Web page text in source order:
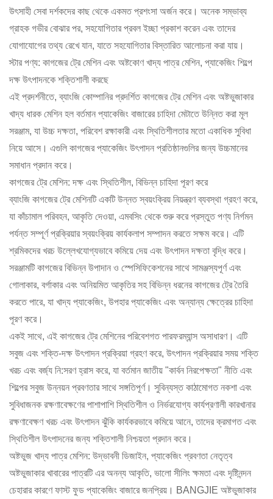
উৎসাহী সেবা দর্শকদের কাছ থেকে একমত প্রশংসা অর্জন করে। অনেক সম্ভাব্য
গ্রাহক গভীর বোঝার পর, সহযোগিতার প্রবল ইচ্ছা প্রকাশ করেন এবং তাদের
যোগাযোগের তথ্য রেখে যান, যাতে সহযোগিতার বিস্তারিত আলোচনা করা যায়।
স্টার পণ্য: কাগজের ট্রে মেশিন এবং অষ্টকোণ খাদ্য পাত্র মেশিন, প্যাকেজিং শিল্পে
দক্ষ উৎপাদনকে শক্তিশালী করছে
এই প্রদর্শনীতে, ব্যাংজি কোম্পানির প্রদর্শিত কাগজের ট্রে মেশিন এবং অষ্টভুজাকার
খাদ্য ধারক মেশিন হল বর্তমান প্যাকেজিং বাজারের চাহিদা মেটাতে উন্নিত করা মূল
সরঞ্জাম, যা উচ্চ দক্ষতা, পরিবেশ রক্ষাকারী এবং স্থিতিশীলতার মতো একাধিক সুবিধা
নিয়ে আসে। এগুলি কাগজের প্যাকেজিং উৎপাদন প্রতিষ্ঠানগুলির জন্য উচ্চমানের
সমাধান প্রদান করে।
কাগজের ট্রে মেশিন: দক্ষ এবং স্থিতিশীল, বিভিন্ন চাহিদা পূরণ করে
ব্যাংজি কাগজের ট্রে মেশিনটি একটি উন্নত স্বয়ংক্রিয় নিয়ন্ত্রণ ব্যবস্থা গ্রহণ করে,
যা কাঁচামাল পরিবহন, আকৃতি দেওয়া, এমবসিং থেকে শুরু করে প্রস্তুত পণ্য নির্গমন
পর্যন্ত সম্পূর্ণ প্রক্রিয়ার স্বয়ংক্রিয় কার্যকলাপ সম্পাদন করতে সক্ষম করে। এটি
শ্রমিকদের খরচ উল্লেখযোগ্যভাবে কমিয়ে দেয় এবং উৎপাদন দক্ষতা বৃদ্ধি করে।
সরঞ্জামটি কাগজের বিভিন্ন উপাদান ও স্পেসিফিকেশনের সাথে সামঞ্জস্যপূর্ণ এবং
গোলাকার, বর্গাকার এবং অনিয়মিত আকৃতির সহ বিভিন্ন ধরনের কাগজের ট্রে তৈরি
করতে পারে, যা খাদ্য প্যাকেজিং, উপহার প্যাকেজিং এবং অন্যান্য ক্ষেত্রের চাহিদা
পূরণ করে।
একই সাথে, এই কাগজের ট্রে মেশিনের পরিবেশগত পারফরম্যান্স অসাধারণ। এটি
সবুজ এবং শক্তি-দক্ষ উৎপাদন প্রক্রিয়া গ্রহণ করে, উৎপাদন প্রক্রিয়ার সময় শক্তি
খরচ এবং বর্জ্য নি:সরণ হ্রাস করে, যা বর্তমান জাতীয় "কার্বন নিরপেক্ষতা" নীতি এবং
শিল্পের সবুজ উন্নয়ন প্রবণতার সাথে সঙ্গতিপূর্ণ। সুবিন্যস্ত কাঠামোগত নকশা এবং
সুবিধাজনক রক্ষণাবেক্ষণের পাশাপাশি স্থিতিশীল ও নির্ভরযোগ্য কার্যপ্রণালী কারখানার
রক্ষণাবেক্ষণ খরচ এবং উৎপাদন ঝুঁকি কার্যকরভাবে কমিয়ে আনে, তাদের ক্রমাগত এবং
স্থিতিশীল উৎপাদনের জন্য শক্তিশালী নিশ্চয়তা প্রদান করে।
অষ্টভুজ খাদ্য পাত্র মেশিন: উদ্ভাবনী ডিজাইন, প্যাকেজিং প্রবণতা নেতৃত্ব
অষ্টভুজাকার খাবারের পাত্রটি এর অনন্য আকৃতি, ভালো সীলিং ক্ষমতা এবং দৃষ্টিনন্দন
চেহারার কারণে ফাস্ট ফুড প্যাকেজিং বাজারে জনপ্রিয়। BANGJIE অষ্টভুজাকার